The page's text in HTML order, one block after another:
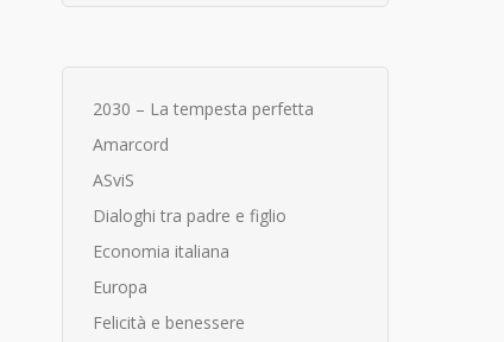
2030 – La tempesta perfetta
Amarcord
ASviS
Dialoghi tra padre e figlio
Economia italiana
Europa
Felicità e benessere